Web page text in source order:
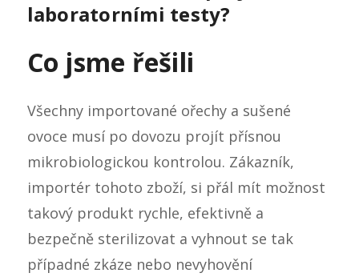
laboratorními testy?
Co jsme řešili
Všechny importované ořechy a sušené
ovoce musí po dovozu projít přísnou
mikrobiologickou kontrolou. Zákazník,
importér tohoto zboží, si přál mít možnost
takový produkt rychle, efektivně a
bezpečně sterilizovat a vyhnout se tak
případné zkáze nebo nevyhovění